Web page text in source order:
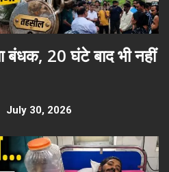
बंधक, 20 घंटे बाद भी नहीं
July 30, 2026